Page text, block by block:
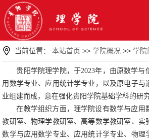
当前位置：本站首页 >>学院概况 >>学院
贵阳学院理学院，于2023年，由原数学与
用数学专业、应用统计学专业，以及原电子与
业组建而成，意在强化贵阳学院基础学科的研
在教学组织方面，理学院设有数学与应用
教研室、物理学教研室、高等数学教研室、实
数学与应用数学专业、应用统计学专业、物理